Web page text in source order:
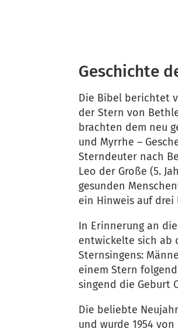
Geschichte
Die Bibel berichtet
der Stern von
brachten dem neu
und Myrrhe –
Sterndeuter nach
Leo der Große (5.
gesunden
ein Hinweis auf
In Erinnerung an
entwickelte sich ab
Sternsingens:
einem Stern
singend die Geburt
Die beliebte
und wurde 1954